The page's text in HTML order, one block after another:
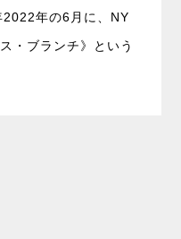
年の6月に、NY
・ブランチ》という